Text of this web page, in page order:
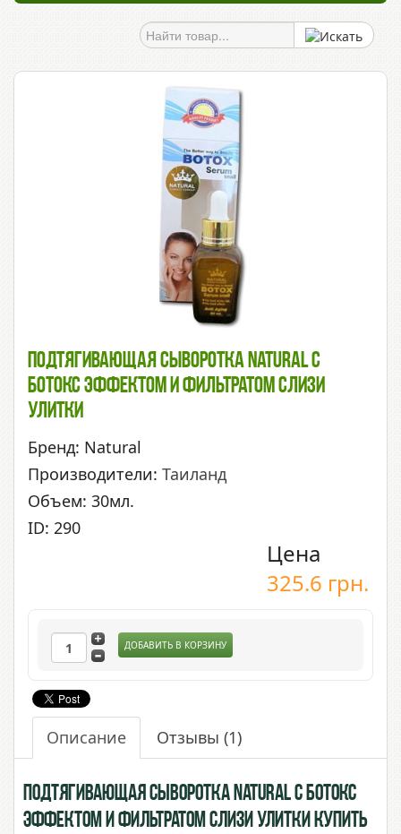
Подтягивающая Сыворотка Natural С
Ботокс Эффектом И Фильтратом Слизи
Улитки
Бренд: Natural
Производители: Таиланд
Объем: 30мл.
ID: 290
Цена
325.6 грн.
ДОБАВИТЬ В КОРЗИНУ
Описание Отзывы (1)
Подтягивающая сыворотка Natural с Ботокс
эффектом и фильтратом слизи Улитки купить